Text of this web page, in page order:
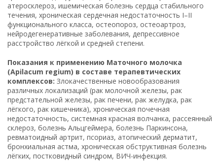
атеросклероз, ишемическая болезнь сердца стабильного
течения, хроническая сердечная недостаточность I–II
функционального класса, остеопороз, остеоартроз,
нейродегенеративные заболевания, депрессивное
расстройство лёгкой и средней степени.
Показания к применению Маточного молочка
(Apilacum regium) в составе терапевтических
комплексов: Злокачественные новообразования
различных локализаций (рак молочной железы, рак
предстательной железы, рак печени, рак желудка, рак
лёгкого, рак кишечника), хроническая почечная
недостаточность, системная красная волчанка, рассеянный
склероз, болезнь Альцгеймера, болезнь Паркинсона,
ревматоидный артрит, псориаз, атопический дерматит,
бронхиальная астма, хроническая обструктивная болезнь
лёгких, постковидный синдром, ВИЧ-инфекция.